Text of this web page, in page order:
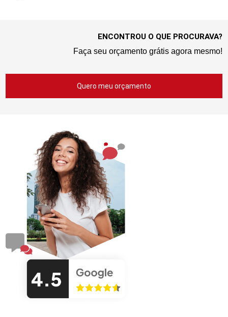
ENCONTROU O QUE PROCURAVA?
Faça seu orçamento grátis agora mesmo!
Quero meu orçamento